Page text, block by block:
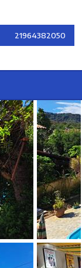
21964382050